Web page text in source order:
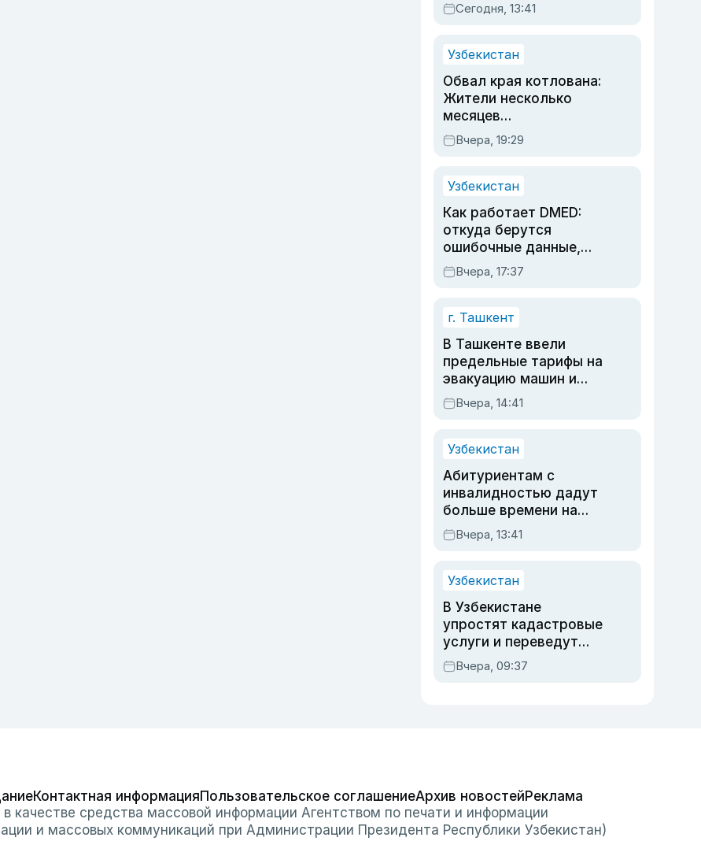
Сегодня, 13:41
Узбекистан
Обвал края котлована:
Жители несколько
месяцев
предупреждали об
опасности, но стройка
Вчера, 19:29
Узбекистан
Как работает DMED:
откуда берутся
ошибочные данные,
дубли аккаунтов и
очереди по онлайн-
Вчера, 17:37
г. Ташкент
В Ташкенте ввели
предельные тарифы на
эвакуацию машин и
штрафстоянки
Вчера, 14:41
Узбекистан
Абитуриентам с
инвалидностью дадут
больше времени на
вступительных
экзаменах
Вчера, 13:41
Узбекистан
В Узбекистане
упростят кадастровые
услуги и переведут
регистрацию
недвижимости в
Вчера, 09:37
Контактная информацияПользовательское соглашениеАрхив новостейРеклама
качестве средства массовой информации Агентством по печати и информации
и массовых коммуникаций при Администрации Президента Республики Узбекистан)